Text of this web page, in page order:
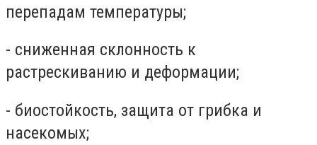
перепадам температуры;
- сниженная склонность к
растрескиванию и деформации;
- биостойкость, защита от грибка и
насекомых;